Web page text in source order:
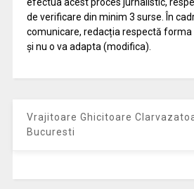
de verificare din minim 3 surse. În
comunicare, redacția respectă
și nu o va adapta (modifica).
Vrajitoare Ghicitoare
Bucuresti